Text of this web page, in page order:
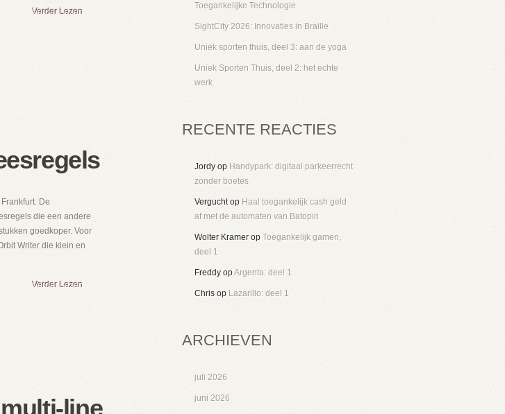
Verder Lezen
De
die een andere
goedkoper. Voor
Writer die klein en
Verder Lezen
line
Toegankelijke Technologie
SightCity 2026: Innovaties in Braille
Uniek sporten thuis, deel 3: aan de yoga
Uniek Sporten Thuis, deel 2: het echte
werk
RECENTE REACTIES
Jordy op Handypark: digitaal parkeerrecht
zonder boetes
Verguchtop Haal toegankelijk cash geld
af met de automaten van Batopin
Wolter Kramer op Toegankelijk gamen,
deel 1
Freddy opArgenta: deel 1
Chris op Lazarillo: deel 1
ARCHIEVEN
juli 2026
juni 2026